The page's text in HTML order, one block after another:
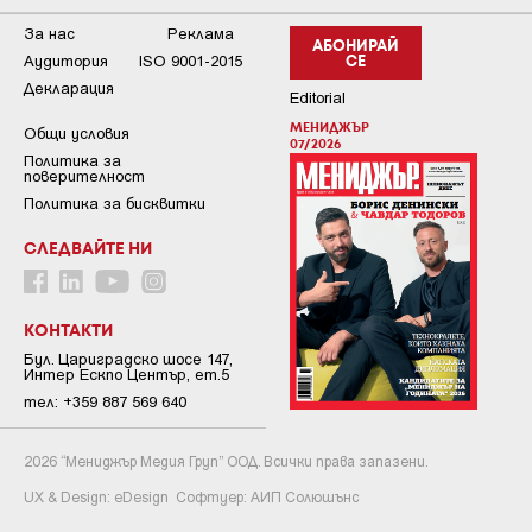
АБОНИРАЙ
СЕ
Editorial
МЕНИДЖЪР
07/2026
За нас
Реклама
Аудитория
ISO 9001-2015
Декларация
Общи условия
Пoлитикa зa
пoвepитeлнocт
Политика за бисквитки
СЛЕДВАЙТЕ НИ
КОНТАКТИ
Бул. Цариградско шосе 147,
Интер Ескпо Център, ет.5
тел: +359 887 569 640
2026 “Мениджър Медия Груп” ООД. Всички права запазени.
UX & Design: eDesign Софтуер: АИП Солюшънс